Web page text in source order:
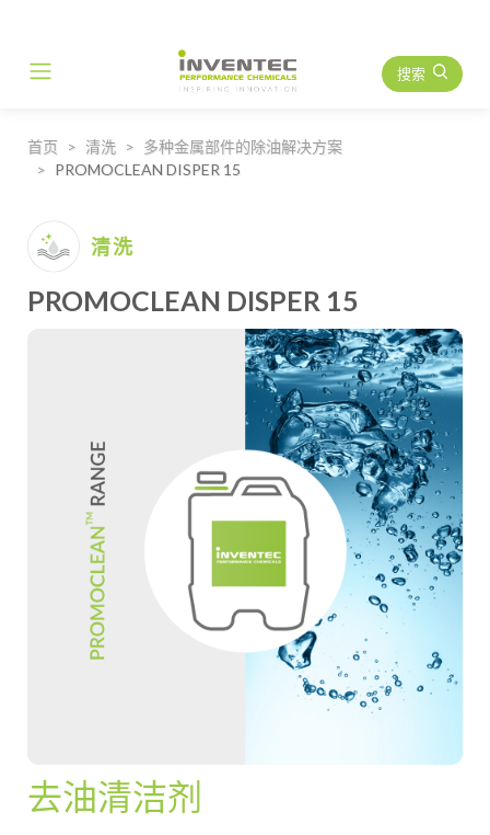
Main Navigation 搜索
首页 清洗
多种金属部件的除油解决方案
PROMOCLEAN DISPER 15
清洗
PROMOCLEAN DISPER 15
去油清洁剂